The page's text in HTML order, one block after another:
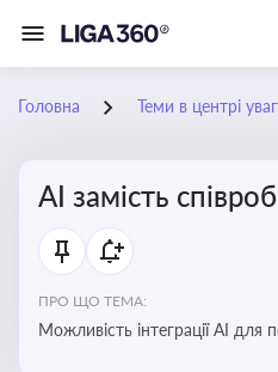
Головна Теми в центрі
АІ замість
ПРО ЩО ТЕМА:
Можливість інтеграції АІ для